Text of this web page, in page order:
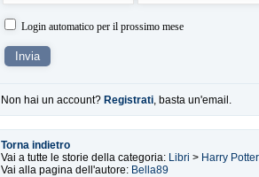
Login automatico per il prossimo mese
Non hai un account? Registrati, basta un'email.
Torna indietro
Vai a tutte le storie della categoria: Libri > Harry Potter
Vai alla pagina dell'autore: Bella89